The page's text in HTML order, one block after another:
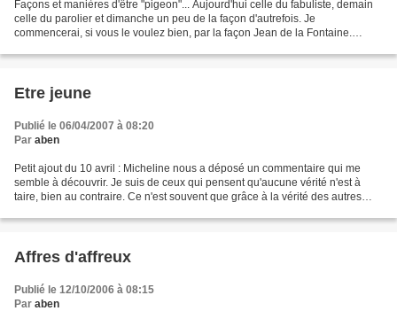
Façons et manières d'être "pigeon"... Aujourd'hui celle du fabuliste, demain
celle du parolier et dimanche un peu de la façon d'autrefois. Je
commencerai, si vous le voulez bien, par la façon Jean de la Fontaine.
Etre jeune
Publié le 06/04/2007 à 08:20
Par aben
Petit ajout du 10 avril : Micheline nous a déposé un commentaire qui me
semble à découvrir. Je suis de ceux qui pensent qu'aucune vérité n'est à
taire, bien au contraire. Ce n'est souvent que grâce à la vérité des autres
Affres d'affreux
Publié le 12/10/2006 à 08:15
Par aben